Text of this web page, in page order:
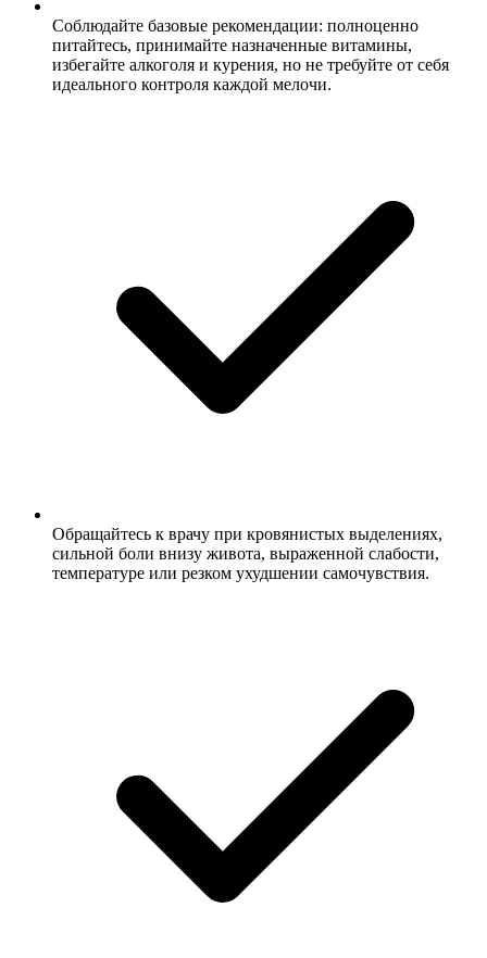
Соблюдайте базовые рекомендации: полноценно
питайтесь, принимайте назначенные витамины,
избегайте алкоголя и курения, но не требуйте от себя
идеального контроля каждой мелочи.
Обращайтесь к врачу при кровянистых выделениях,
сильной боли внизу живота, выраженной слабости,
температуре или резком ухудшении самочувствия.